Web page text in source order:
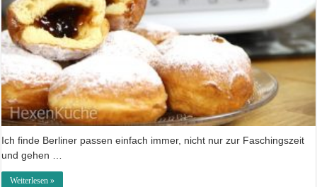
Ich finde Berliner passen einfach immer, nicht nur zur Faschingszeit
und gehen …
Weiterlesen »